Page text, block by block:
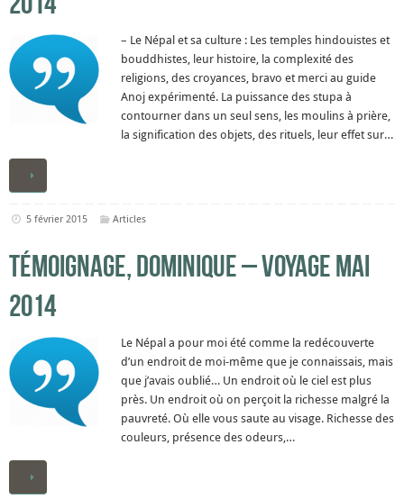
– Le Népal et sa culture : Les temples hindouistes et
bouddhistes, leur histoire, la complexité des
religions, des croyances, bravo et merci au guide
Anoj expérimenté. La puissance des stupa à
contourner dans un seul sens, les moulins à prière,
la signification des objets, des rituels, leur effet sur…
5 février 2015 Articles
Témoignage, Dominique – Voyage mai
2014
Le Népal a pour moi été comme la redécouverte
d’un endroit de moi-même que je connaissais, mais
que j’avais oublié… Un endroit où le ciel est plus
près. Un endroit où on perçoit la richesse malgré la
pauvreté. Où elle vous saute au visage. Richesse des
couleurs, présence des odeurs,…